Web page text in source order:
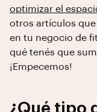
optimizar el
otros artículos
en tu negocio de
qué tenés que
¡Empecemos!
¿Qué tipo